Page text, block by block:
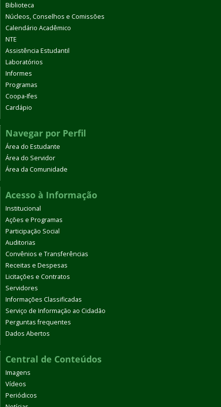
Biblioteca
Núcleos, Conselhos e Comissões
Calendário Acadêmico
NTE
Assistência Estudantil
Laboratórios
Informes
Programas
Coopa-Ifes
Cardápio
Navegar por Perfil
Área do Estudante
Área do Servidor
Área da Comunidade
Acesso à Informação
Institucional
Ações e Programas
Participação Social
Auditorias
Convênios e Transferências
Receitas e Despesas
Licitações e Contratos
Servidores
Informações Classificadas
Serviço de Informação ao Cidadão
Perguntas frequentes
Dados Abertos
Central de Conteúdos
Imagens
Vídeos
Periódicos